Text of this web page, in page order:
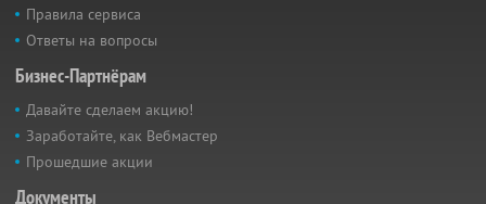
Правила сервиса
Ответы на вопросы
Бизнес-Партнёрам
Давайте сделаем акцию!
Заработайте, как Вебмастер
Прошедшие акции
Документы